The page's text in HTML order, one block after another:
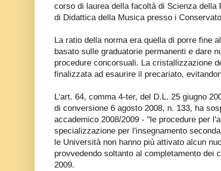
corso di laurea della facoltà di Scienza
di Didattica della Musica presso i
La ratio della norma era quella di porre fine
basato sulle graduatorie permanenti e dare
procedure concorsuali. La cristallizzazione
finalizzata ad esaurire il precariato,
L'art. 64, comma 4-ter, del D.L. 25 giugno
di conversione 6 agosto 2008, n. 133, ha
accademico 2008/2009 - "le procedure per
specializzazione per l'insegnamento
le Università non hanno più attivato alcun
provvedendo soltanto al completamento dei
2009.